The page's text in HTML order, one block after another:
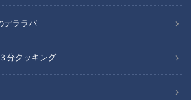
デララバ
分クッキング